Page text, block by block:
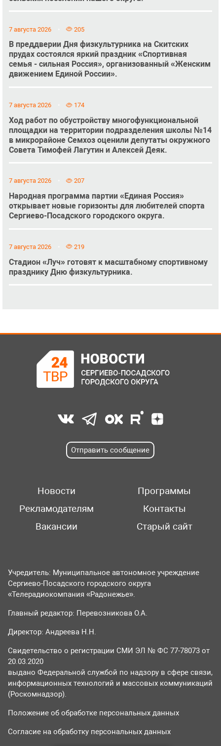
7 августа 2026 205
В преддверии Дня физкультурника на Скитских
прудах состоялся яркий праздник «Спортивная
семья - сильная Россия», организованный «Женским
движением Единой России».
7 августа 2026 174
Ход работ по обустройству многофункциональной
площадки на территории подразделения школы №14
в микрорайоне Семхоз оценили депутаты окружного
Совета Тимофей Лагутин и Алексей Деяк.
7 августа 2026 207
Народная программа партии «Единая Россия»
открывает новые горизонты для любителей спорта
Сергиево-Посадского городского округа.
7 августа 2026 219
Стадион «Луч» готовят к масштабному спортивному
празднику Дню физкультурника.
Отправить сообщение
Новости
Программы
Рекламодателям
Контакты
Вакансии
Старый сайт
Учредитель: Муниципальное автономное учреждение
Сергиево-Посадского городского округа
«Телерадиокомпания «Радонежье».
Главный редактор: Перевозникова О.А.
Директор: Андреева Н.Н.
Свидетельство о регистрации СМИ ЭЛ № ФС 77-78073 от
20.03.2020
выдано Федеральной службой по надзору в сфере связи,
информационных технологий и массовых коммуникаций
(Роскомнадзор).
Положение об обработке персональных данных
Согласие на обработку персональных данных